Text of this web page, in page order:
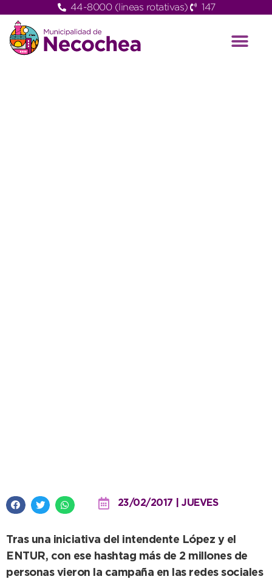
44-8000 (lineas rotativas) 147
23/02/2017 | JUEVES
Tras una iniciativa del intendente López y el
ENTUR, con ese hashtag más de 2 millones de
personas vieron la campaña en las redes sociales